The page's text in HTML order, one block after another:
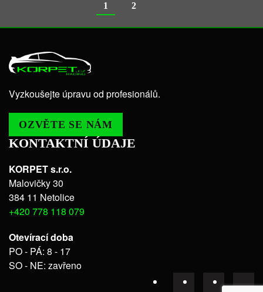
1 2
Vyzkoušejte úpravu od profesionálů.
OZVĚTE SE NÁM
KONTAKTNÍ ÚDAJE
KORPET s.r.o.
Malovičky 30
384 11 Netolice
+420 778 118 079
Otevírací doba
PO - PÁ: 8 - 17
SO - NE: zavřeno